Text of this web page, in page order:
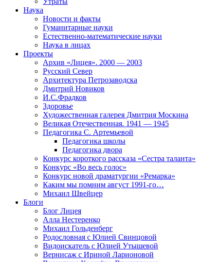
Наука
Новости и факты
Гуманитарные науки
Естественно-математические науки
Наука в лицах
Проекты
Архив «Лицея». 2000 — 2003
Русский Север
Архитектура Петрозаводска
Дмитрий Новиков
И.С.Фрадков
Здоровье
Художественная галерея Дмитрия Москина
Великая Отечественная. 1941 — 1945
Педагогика С. Артемьевой
Педагогика школы
Педагогика двора
Конкурс короткого рассказа «Сестра таланта»
Конкурс «Во весь голос»
Конкурс новой драматургии «Ремарка»
Каким мы помним август 1991-го…
Михаил Швейцер
Блоги
Блог Лицея
Алла Нестеренко
Михаил Гольденберг
Родословная с Юлией Свинцовой
Видоискатель с Юлией Утышевой
Вернисаж с Ириной Ларионовой